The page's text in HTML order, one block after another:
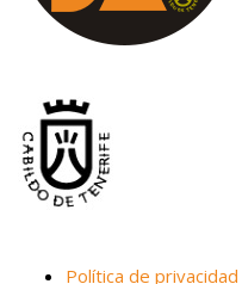
Política de